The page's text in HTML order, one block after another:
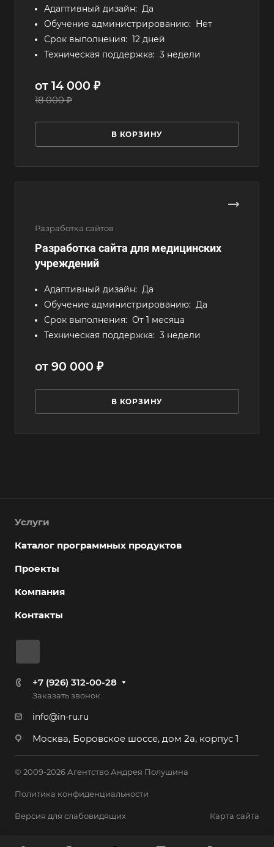
Адаптивный дизайн: Да
Обучение администрированию: Нет
Срок выполнения: 12 дней
Техническая поддержка: 3 недели
от 14 000 ₽
18 000 ₽
В КОРЗИНУ
Разработка сайтов
Разработка сайта для медицинских
учреждений
Адаптивный дизайн: Да
Обучение администрированию: Да
Срок выполнения: От 1 месяца
Техническая поддержка: 3 недели
от 90 000 ₽
В КОРЗИНУ
Услуги
Каталог программных продуктов
Проекты
Компания
Контакты
+7 (926) 312-00-28
Заказать звонок
info@in-ru.ru
Москва, Боровское шоссе, дом 2а, корпус 1
© 2009-2026 Агентство Андрея Полушина
Политика конфиденциальности
Версия для слабовидящих Карта сайта